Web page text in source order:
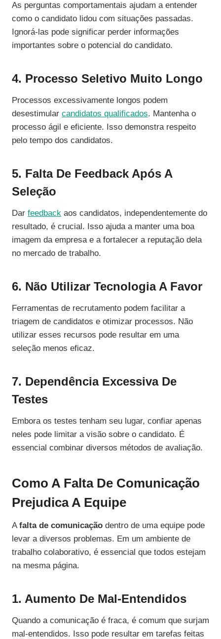
As perguntas comportamentais ajudam a entender
como o candidato lidou com situações passadas.
Ignorá-las pode significar perder informações
importantes sobre o potencial do candidato.
4. Processo Seletivo Muito Longo
Processos excessivamente longos podem
desestimular candidatos qualificados. Mantenha o
processo ágil e eficiente. Isso demonstra respeito
pelo tempo dos candidatos.
5. Falta De Feedback Após A
Seleção
Dar feedback aos candidatos, independentemente do
resultado, é crucial. Isso ajuda a manter uma boa
imagem da empresa e a fortalecer a reputação dela
no mercado de trabalho.
6. Não Utilizar Tecnologia A Favor
Ferramentas de recrutamento podem facilitar a
triagem de candidatos e otimizar processos. Não
utilizar esses recursos pode resultar em uma
seleção menos eficaz.
7. Dependência Excessiva De
Testes
Embora os testes tenham seu lugar, confiar apenas
neles pode limitar a visão sobre o candidato. É
essencial combinar diversos métodos de avaliação.
Como A Falta De Comunicação
Prejudica A Equipe
Afalta de comunicação dentro de uma equipe pode
levar a diversos problemas. Em um ambiente de
trabalho colaborativo, é essencial que todos estejam
na mesma página.
1. Aumento De Mal-Entendidos
Quando a comunicação é fraca, é comum que surjam
mal-entendidos. Isso pode resultar em tarefas feitas